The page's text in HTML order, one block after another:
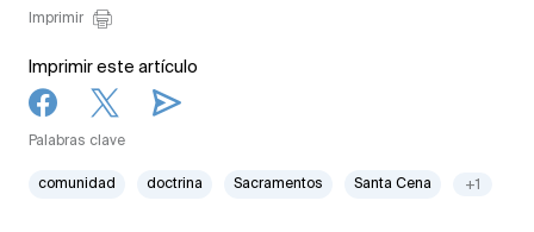
Imprimir
Imprimir este artículo
Palabras clave
comunidad doctrina Sacramentos Santa Cena +1